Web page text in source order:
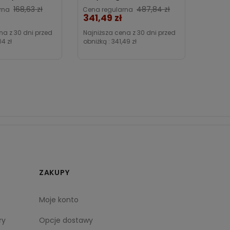
168,63 zł
z 30 dni przed
zł
Poldaun
Cena regularna 487,84 zł
341,49 zł
Najniższa cena z 30 dni przed
obniżką : 341,49 zł
ZAKUPY
Moje konto
Opcje dostawy